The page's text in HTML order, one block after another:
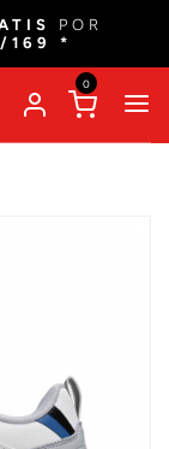
POR
169 *
0